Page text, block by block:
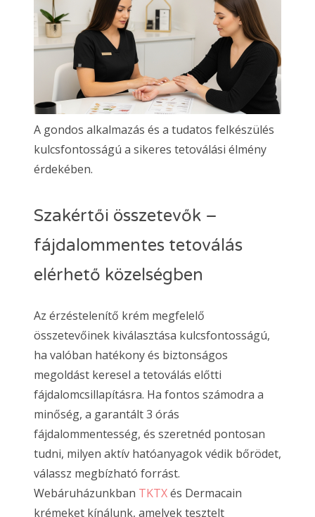
A gondos alkalmazás és a tudatos felkészülés
kulcsfontosságú a sikeres tetoválási élmény
érdekében.
Szakértői összetevők –
fájdalommentes tetoválás
elérhető közelségben
Az érzéstelenítő krém megfelelő
összetevőinek kiválasztása kulcsfontosságú,
ha valóban hatékony és biztonságos
megoldást keresel a tetoválás előtti
fájdalomcsillapításra. Ha fontos számodra a
minőség, a garantált 3 órás
fájdalommentesség, és szeretnéd pontosan
tudni, milyen aktív hatóanyagok védik bőrödet,
válassz megbízható forrást.
Webáruházunkban TKTXés Dermacain
krémeket kínálunk, amelyek tesztelt